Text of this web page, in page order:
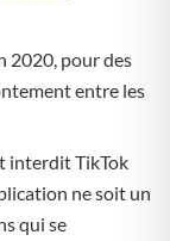
2020, pour des
entre les
interdit TikTok
ne soit un
qui se